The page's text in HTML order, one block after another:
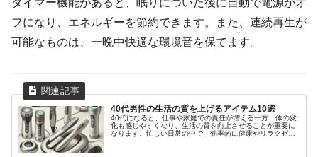
フになり、エネルギーを節約できます。また、連続再生が
可能なものは、一晩中快適な環境音を保てます。
40代男性の生活の質を上げるアイテム10選
40代になると、仕事や家庭での責任が増える一方、体の変
化も感じやすくなり、生活の質を向上させることが重要に
なります。忙しい日常の中で、効率的に健康やリラクゼー